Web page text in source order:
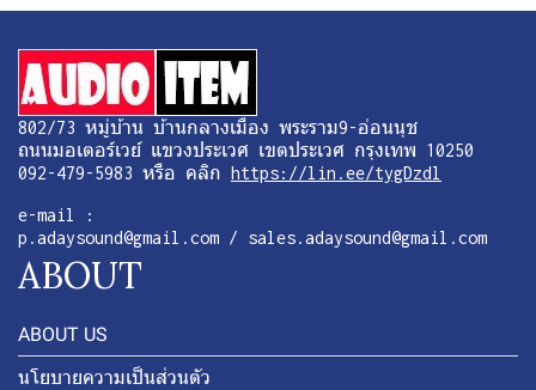
802/73 หมู่บ้าน บ้านกลางเมือง พระราม9-อ่อนนุช
ถนนมอเตอร์เวย์ แขวงประเวศ เขตประเวศ กรุงเทพ 10250
092-479-5983 หรือ คลิก https://lin.ee/tygDzdl
e-mail :
p.adaysound@gmail.com / sales.adaysound@gmail.com
ABOUT
ABOUT US
นโยบายความเป็นส่วนตัว